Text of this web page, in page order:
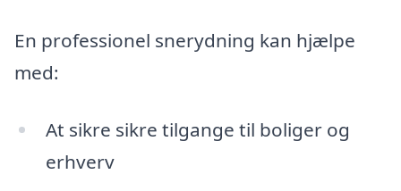
En professionel snerydning kan hjælpe
med:
At sikre sikre tilgange til boliger og
erhverv